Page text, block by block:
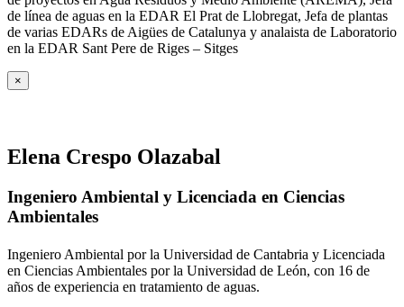
de línea de aguas en la EDAR El Prat de Llobregat, Jefa de plantas
de varias EDARs de Aigües de Catalunya y analaista de Laboratorio
en la EDAR Sant Pere de Riges – Sitges
×
Elena Crespo Olazabal
Ingeniero Ambiental y Licenciada en Ciencias
Ambientales
Ingeniero Ambiental por la Universidad de Cantabria y Licenciada
en Ciencias Ambientales por la Universidad de León, con 16 de
años de experiencia en tratamiento de aguas.